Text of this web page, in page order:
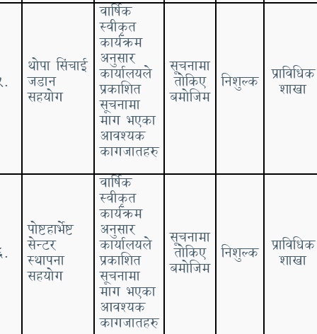
थोपा सिंचाई
जडान
सहयोग
वार्षिक
स्वीकृत
कार्यक्रम
अनुसार
कार्यालयले
प्रकाशित
सूचनामा
माग भएका
आवश्यक
कागजातहरु
सूचनामा
तोकिए
बमोजिम
निशुल्क प्राविधिक
शाखा
पोष्टहार्भेष्ट
सेन्टर
स्थापना
सहयोग
वार्षिक
स्वीकृत
कार्यक्रम
अनुसार
कार्यालयले
प्रकाशित
सूचनामा
माग भएका
आवश्यक
कागजातहरु
सूचनामा
तोकिए
बमोजिम
निशुल्क प्राविधिक
शाखा